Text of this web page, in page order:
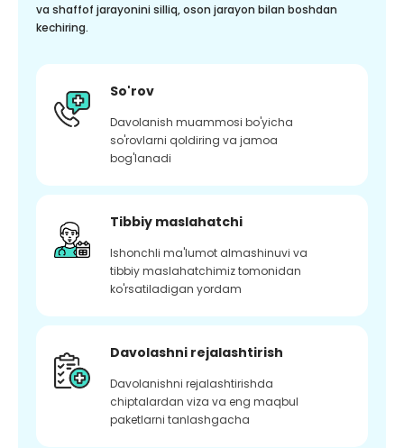
va shaffof jarayonini silliq, oson jarayon bilan boshdan
kechiring.
So'rov
Davolanish muammosi bo'yicha
so'rovlarni qoldiring va jamoa
bog'lanadi
Tibbiy maslahatchi
Ishonchli ma'lumot almashinuvi va
tibbiy maslahatchimiz tomonidan
ko'rsatiladigan yordam
Davolashni rejalashtirish
Davolanishni rejalashtirishda
chiptalardan viza va eng maqbul
paketlarni tanlashgacha